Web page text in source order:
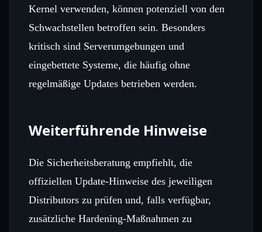
Kernel verwenden, können potenziell von den
Schwachstellen betroffen sein. Besonders
kritisch sind Serverumgebungen und
eingebettete Systeme, die häufig ohne
regelmäßige Updates betrieben werden.
Weiterführende Hinweise
Die Sicherheitsberatung empfiehlt, die
offiziellen Update-Hinweise des jeweiligen
Distributors zu prüfen und, falls verfügbar,
zusätzliche Hardening-Maßnahmen zu